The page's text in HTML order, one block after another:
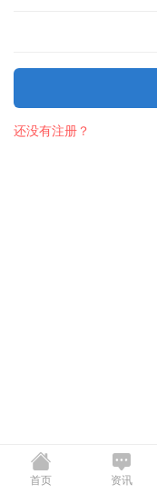
还没有注册？
首页 资讯